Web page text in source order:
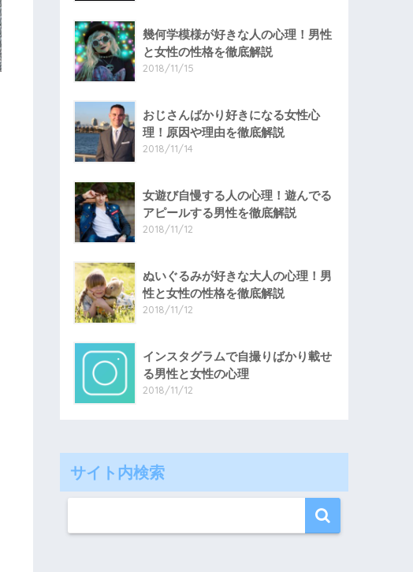
幾何学模様が好きな人の心理！男性
と女性の性格を徹底解説
2018/11/15
おじさんばかり好きになる女性心
理！原因や理由を徹底解説
2018/11/14
女遊び自慢する人の心理！遊んでる
アピールする男性を徹底解説
2018/11/12
ぬいぐるみが好きな大人の心理！男
性と女性の性格を徹底解説
2018/11/12
インスタグラムで自撮りばかり載せ
る男性と女性の心理
2018/11/12
サイト内検索